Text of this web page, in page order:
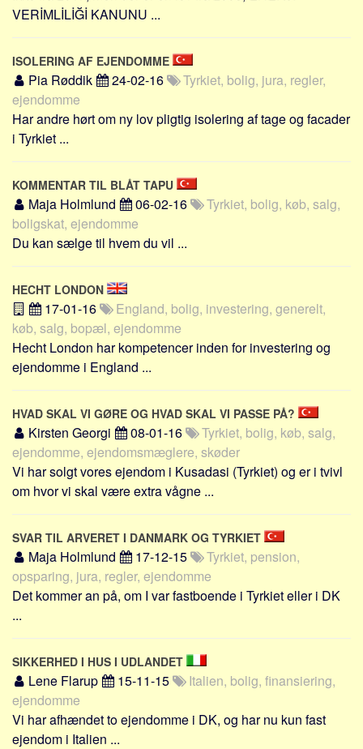
Social sikring og sundhed
Alle
Aspekter
Køb og salg
Jura og regler
Skatter og afgifter
Statistik
Meta
Dokumenttyper
Emner
Skribenter
Personer
Steder
Kilder
Om
Forhistorien
Redigering
Tekstannoncer
Bannere
VERİMLİLİĞİ KANUNU ...
ISOLERING AF EJENDOMME
Pia Røddik 24-02-16
Tyrkiet, bolig, jura, regler,
ejendomme
Har andre hørt om ny lov pligtig isolering af tage og facader
i Tyrkiet ...
KOMMENTAR TIL BLÅT TAPU
Maja Holmlund 06-02-16
Tyrkiet, bolig, køb, salg,
boligskat, ejendomme
Du kan sælge til hvem du vil ...
HECHT LONDON
17-01-16
England, bolig, investering, generelt,
køb, salg, bopæl, ejendomme
Hecht London har kompetencer inden for investering og
ejendomme i England ...
HVAD SKAL VI GØRE OG HVAD SKAL VI PASSE PÅ?
Kirsten Georgi 08-01-16
Tyrkiet, bolig, køb, salg,
ejendomme, ejendomsmæglere, skøder
Vi har solgt vores ejendom i Kusadasi (Tyrkiet) og er i tvivl
om hvor vi skal være extra vågne ...
SVAR TIL ARVERET I DANMARK OG TYRKIET
Maja Holmlund 17-12-15
Tyrkiet, pension,
opsparing, jura, regler, ejendomme
Det kommer an på, om I var fastboende i Tyrkiet eller i DK
...
SIKKERHED I HUS I UDLANDET
Lene Flarup 15-11-15
Italien, bolig, finansiering,
ejendomme
Vi har afhændet to ejendomme i DK, og har nu kun fast
ejendom i Italien ...